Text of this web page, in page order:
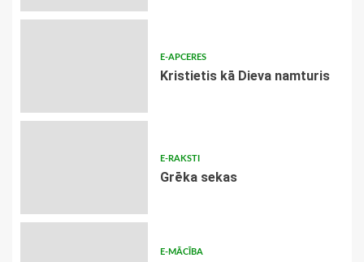
E-APCERES
Kristietis kā Dieva namturis
E-RAKSTI
Grēka sekas
E-MĀCĪBA